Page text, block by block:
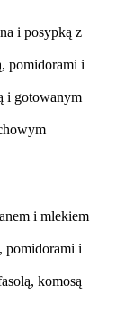
i posypką z
pomidorami i
i gotowanym
i mlekiem
pomidorami i
komosą